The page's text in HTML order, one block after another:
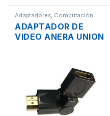
Adaptadores, Computación
ADAPTADOR DE
VIDEO ANERA UNION